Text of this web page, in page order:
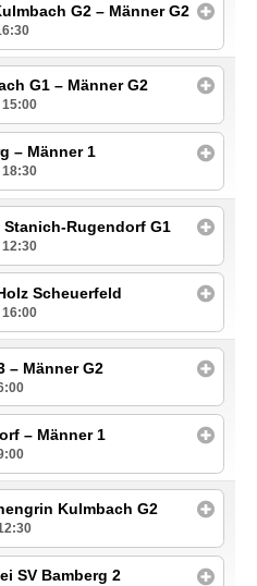
G2 – Männer G2
G1 – Männer G2
15:00
– Männer 1
18:30
Stanich-Rugendorf G1
12:30
Scheuerfeld
16:00
– Männer G2
– Männer 1
Kulmbach G2
SV Bamberg 2